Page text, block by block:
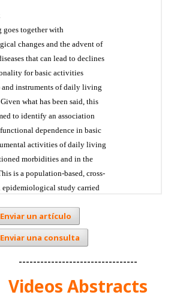
Enviar un artículo
Enviar una consulta
---------------------------------
Videos Abstracts